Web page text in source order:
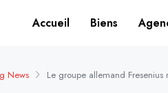
Accueil Biens
News Le groupe allemand